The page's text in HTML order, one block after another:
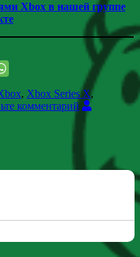
Xbox в нашей группе
, Xbox Series X,
комментарий